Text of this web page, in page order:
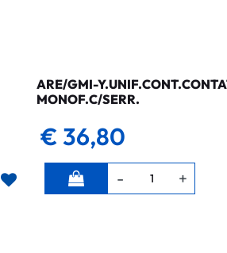
ARE/GMI-
MONOF.C/SERR.
€ 36,80
Quantità